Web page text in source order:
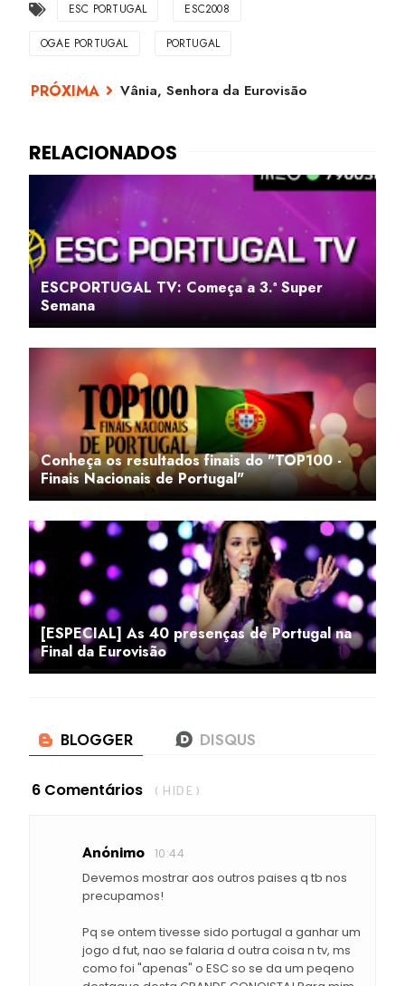
ESC PORTUGAL ESC2008
OGAE PORTUGAL PORTUGAL
Vânia, Senhora da Eurovisão
ESCPORTUGAL TV: Começa a 3.ª Super
Semana
Conheça os resultados finais do "TOP100 -
Finais Nacionais de Portugal"
[ESPECIAL] As 40 presenças de Portugal na
Final da Eurovisão
6 Comentários ( HIDE )
Anónimo 10:44
Devemos mostrar aos outros paises q tb nos
precupamos!
Pq se ontem tivesse sido portugal a ganhar um
jogo d fut, nao se falaria d outra coisa n tv, ms
como foi "apenas" o ESC so se da um peqeno